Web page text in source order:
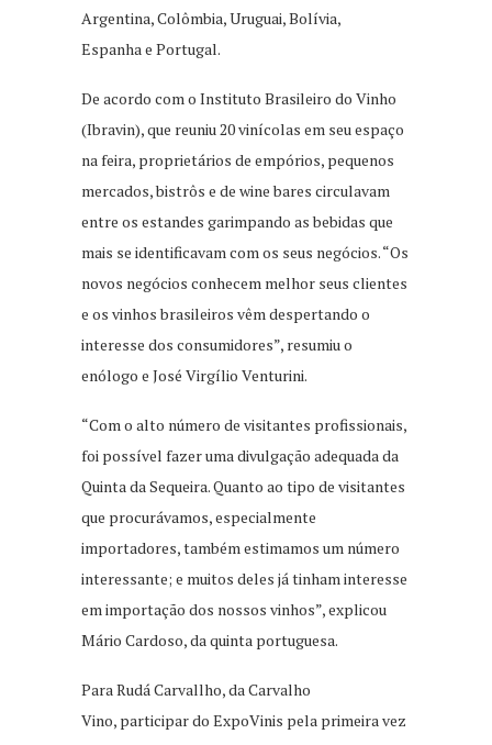
Argentina, Colômbia, Uruguai, Bolívia,
Espanha e Portugal.
De acordo com o Instituto Brasileiro do Vinho
(Ibravin), que reuniu 20 vinícolas em seu espaço
na feira, proprietários de empórios, pequenos
mercados, bistrôs e de wine bares circulavam
entre os estandes garimpando as bebidas que
mais se identificavam com os seus negócios. “Os
novos negócios conhecem melhor seus clientes
e os vinhos brasileiros vêm despertando o
interesse dos consumidores”, resumiu o
enólogo e José Virgílio Venturini.
“Com o alto número de visitantes profissionais,
foi possível fazer uma divulgação adequada da
Quinta da Sequeira. Quanto ao tipo de visitantes
que procurávamos, especialmente
importadores, também estimamos um número
interessante; e muitos deles já tinham interesse
em importação dos nossos vinhos”, explicou
Mário Cardoso, da quinta portuguesa.
Para Rudá Carvallho, da Carvalho
Vino, participar do ExpoVinis pela primeira vez